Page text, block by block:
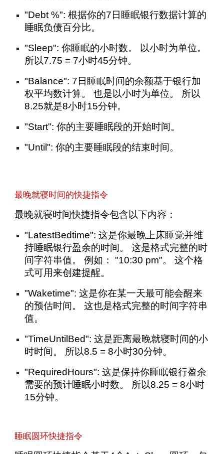
"Debt %": 根据你的7日睡眠银行数据计算的
睡眠负债百分比。
"Sleep": 你睡眠的小时数。 以小时为单位。
所以7.75 = 7小时45分钟。
"Balance": 7日睡眠时间的余额基于银行加
权平均数计算。 也是以小时为单位。 所以
8.25就是8小时15分钟。
"Start": 你的主要睡眠段的开始时间。
"Until": 你的主要睡眠段的结束时间。
最晚就寝时间的快捷指令
最晚就寝时间快捷指令包含以下内容：
"LatestBedtime": 这是你最晚上床睡觉并维
持睡眠银行盈余的时间。 这是格式完整的时
间字符串值。 例如： "10:30 pm"。 这个格
式可用来创建提醒。
"Waketime": 这是你在某一天最可能会醒来
的预估时间。 这也是格式完整的时间字符串
值。
"TimeUntilBed": 这是距离最晚就寝时间的小
时时间。 所以8.5 = 8小时30分钟。
"RequiredHours": 这是保持你睡眠银行盈余
需要的预计睡眠小时数。 所以8.25 = 8小时
15分钟。
睡眠圆环快捷指令